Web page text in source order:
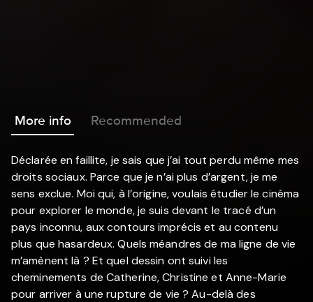
More info Recommended
Déclarée en faillite, je sais que j’ai tout perdu même mes
droits sociaux. Parce que je n’ai plus d’argent, je me
sens exclue. Moi qui, à l’origine, voulais étudier le cinéma
pour explorer le monde, je suis devant le tracé d’un
pays inconnu, aux contours imprécis et au contenu
plus que hasardeux. Quels méandres de ma ligne de vie
m’amènent là ? Et quel dessin ont suivi les
cheminements de Catherine, Christine et Anne-Marie
pour arriver à une rupture de vie ? Au-delà des